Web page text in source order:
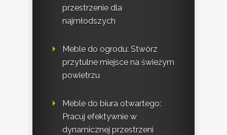
przestrzenie dla
najmłodszych
Meble do ogrodu: Stwórz
przytulne miejsce na świeżym
powietrzu
Meble do biura otwartego:
Pracuj efektywnie w
dynamicznej przestrzeni